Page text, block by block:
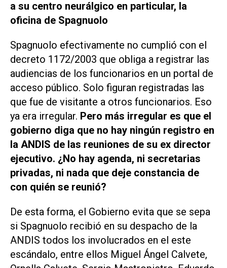
a su centro neurálgico en particular, la
oficina de Spagnuolo
Spagnuolo efectivamente no cumplió con el
decreto 1172/2003 que obliga a registrar las
audiencias de los funcionarios en un portal de
acceso público. Solo figuran registradas las
que fue de visitante a otros funcionarios. Eso
ya era irregular. Pero más irregular es que el
gobierno diga que no hay ningún registro en
la ANDIS de las reuniones de su ex director
ejecutivo. ¿No hay agenda, ni secretarias
privadas, ni nada que deje constancia de
con quién se reunió?
De esta forma, el Gobierno evita que se sepa
si Spagnuolo recibió en su despacho de la
ANDIS todos los involucrados en el este
escándalo, entre ellos Miguel Ángel Calvete,